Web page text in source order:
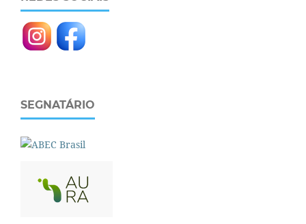
SEGNATÁRIO